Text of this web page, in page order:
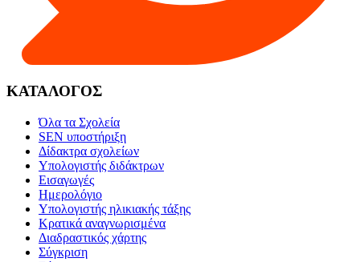
ΚΑΤΑΛΟΓΟΣ
Όλα τα Σχολεία
SEN υποστήριξη
Δίδακτρα σχολείων
Υπολογιστής διδάκτρων
Εισαγωγές
Ημερολόγιο
Υπολογιστής ηλικιακής τάξης
Κρατικά αναγνωρισμένα
Διαδραστικός χάρτης
Σύγκριση